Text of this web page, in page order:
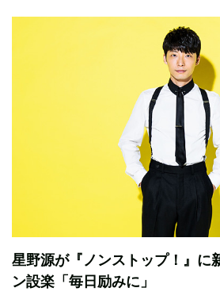
星野源が『ノンストップ！』に
ン設楽「毎日励みに」